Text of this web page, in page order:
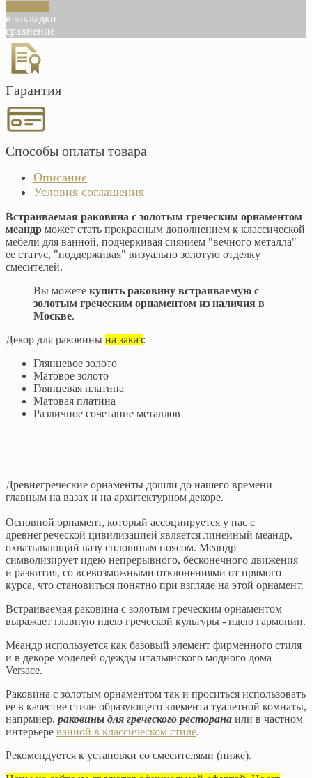
в закладки
сравнение
Гарантия
Способы оплаты товара
Описание
Условия соглашения
Встраиваемая раковина с золотым греческим орнаментом
меандр может стать прекрасным дополнением к классической
мебели для ванной, подчеркивая сиянием "вечного металла"
ее статус, "поддерживая" визуально золотую отделку
смесителей.
Вы можете купить раковину встраиваемую с
золотым греческим орнаментом из наличия в
Москве.
Декор для раковины на заказ:
Глянцевое золото
Матовое золото
Глянцевая платина
Матовая платина
Различное сочетание металлов
Древнегреческие орнаменты дошли до нашего времени
главным на вазах и на архитектурном декоре.
Основной орнамент, который ассоциируется у нас с
древнегреческой цивилизацией является линейный меандр,
охватывающий вазу сплошным поясом. Меандр
символизирует идею непрерывного, бесконечного движения
и развития, со всевозможными отклонениями от прямого
курса, что становиться понятно при взгляде на этой орнамент.
Встраиваемая раковина с золотым греческим орнаментом
выражает главную идею греческой культуры - идею гармонии.
Меандр используется как базовый элемент фирменного стиля
и в декоре моделей одежды итальянского модного дома
Versace.
Раковина с золотым орнаментом так и проситься использовать
ее в качестве стиле образующего элемента туалетной комнаты,
напрмиер, раковины для греческого ресторана или в частном
интерьере ванной в классическом стиле.
Рекомендуется к установки со смесителями (ниже).